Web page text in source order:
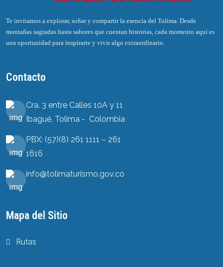
Te invitamos a explorar, soñar y compartir la esencia del Tolima. Desde
montañas sagradas hasta sabores que cuentan historias, cada momento aquí es
una oportunidad para inspirarte y vivir algo extraordinario.
Contacto
Cra. 3 entre Calles 10A y 11
Ibagué, Tolima - Colombia
PBX: (57)(8) 261 1111 – 261
1616
info@tolimaturismo.gov.co
Mapa del Sitio
Rutas